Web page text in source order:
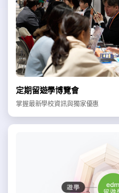
定期留遊學博覽會
掌握最新學校資訊與獨家優惠